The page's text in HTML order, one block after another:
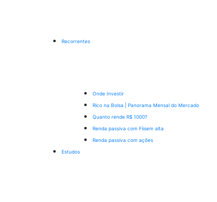
Recorrentes
Onde Investir
Rico na Bolsa | Panorama Mensal do Mercado
Quanto rende R$ 1000?
Renda passiva com Fiisem alta
Renda passiva com ações
Estudos